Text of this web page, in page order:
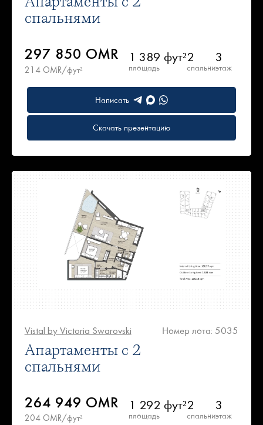
спальнями
297 850 OMR
214 OMR/фут²
1 389 фут²
площадь
2
спальни
3
этаж
Написать
Скачать презентацию
Vistal by Victoria Swarovski Номер лота: 5035
Апартаменты с 2
спальнями
264 949 OMR
204 OMR/фут²
1 292 фут²
площадь
2
спальни
3
этаж